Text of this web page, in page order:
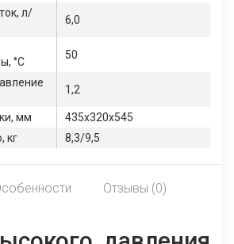
л/
6,0
°С
50
1,2
мм
435х320х545
кг
8,3/9,5
Отзывы (0)